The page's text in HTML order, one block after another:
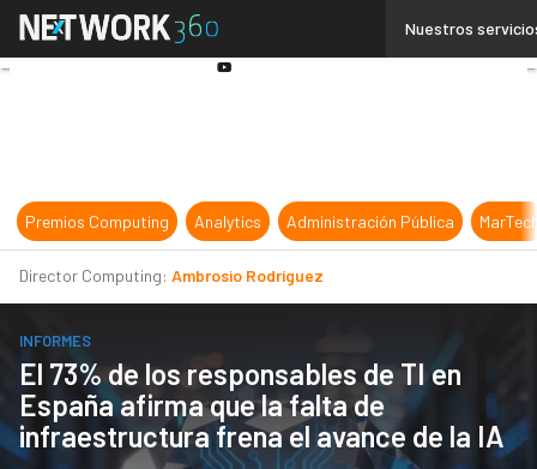
Nuestros
Premios Computing Analytics Administración Pública
Director Computing: Ambrosio Rodríguez
INFORMES
El 73% de los responsables de TI en
España afirma que la falta de
infraestructura frena el avance de la IA